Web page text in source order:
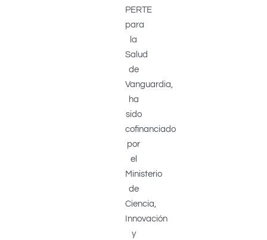
PERTE
para
la
Salud
de
Vanguardia,
ha
sido
cofinanciado
por
el
Ministerio
de
Ciencia,
Innovación
y